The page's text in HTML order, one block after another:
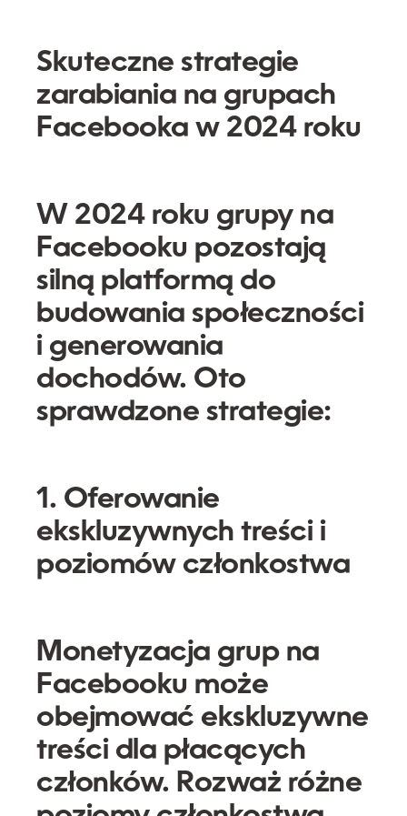
Skuteczne strategie
zarabiania na grupach
Facebooka w 2024 roku
W 2024 roku grupy na
Facebooku pozostają
silną platformą do
budowania społeczności
i generowania
dochodów. Oto
sprawdzone strategie:
1. Oferowanie
ekskluzywnych treści i
poziomów członkostwa
Monetyzacja grup na
Facebooku może
obejmować ekskluzywne
treści dla płacących
członków. Rozważ różne